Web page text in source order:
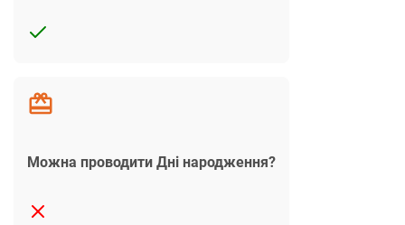
Можна проводити Дні народження?